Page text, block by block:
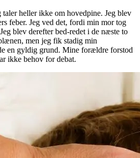
taler heller ikke om hovedpine. Jeg blev
feber. Jeg ved det, fordi min mor tog
blev derefter bed-redet i de næste to
men jeg fik stadig min
en gyldig grund. Mine forældre forstod
ikke behov for debat.